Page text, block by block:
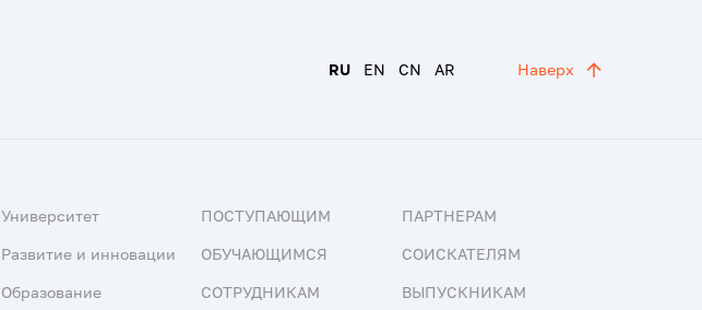
RU EN CN AR Наверх
Университет
Развитие и инновации
Образование
ПОСТУПАЮЩИМ
ОБУЧАЮЩИМСЯ
СОТРУДНИКАМ
ПАРТНЕРАМ
СОИСКАТЕЛЯМ
ВЫПУСКНИКАМ